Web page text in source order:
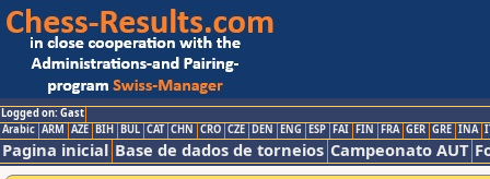
Logged on: Gast
Arabic ARM AZE BIH BUL CAT CHN CRO CZE DEN ENG ESP FAI FIN FRA GER GRE INA
Pagina inicial Base de dados de torneios Campeonato AUT